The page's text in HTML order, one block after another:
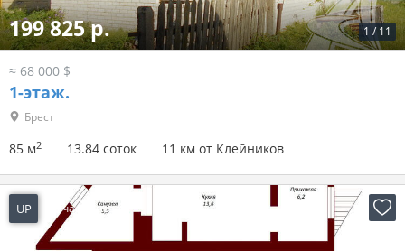
1 / 11
199 825 р.
≈ 68 000 $
1-этаж.
Брест
85 м2 13.84 соток 11 км от Клейников
UP 16 часов назад